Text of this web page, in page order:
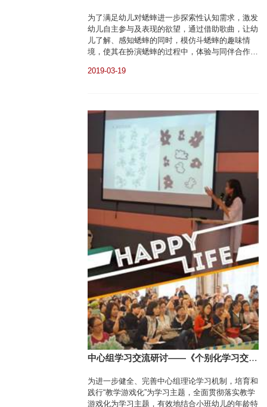
为了满足幼儿对蟋蟀进一步探索性认知需求，激发
幼儿自主参与及表现的欲望，通过借助歌曲，让幼
儿了解、感知蟋蟀的同时，模仿斗蟋蟀的趣味情
境，使其在扮演蟋蟀的过程中，体验与同伴合作表
针对大班幼儿的年龄特征设计了一节生动有趣的音
2019-03-19
中心组学习交流研讨——《个别化学习交流
为进一步健全、完善中心组理论学习机制，培育和
践行“教学游戏化”为学习主题，全面贯彻落实教学
游戏化为学习主题，有效地结合小班幼儿的年龄特